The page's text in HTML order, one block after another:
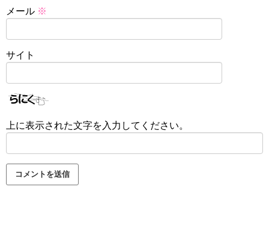
メール ※
サイト
上に表示された文字を入力してください。